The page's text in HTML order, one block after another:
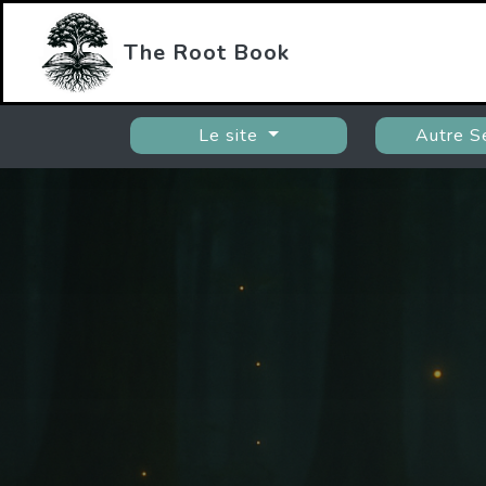
The Root Book
Le site Autre